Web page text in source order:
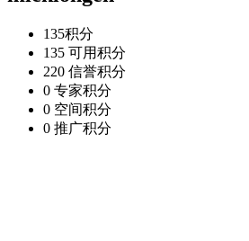
135积分
135 可用积分
220 信誉积分
0 专家积分
0 空间积分
0 推广积分